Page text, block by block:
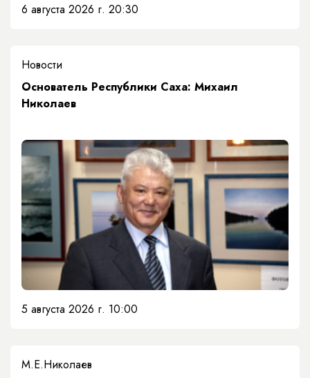
6 августа 2026 г. 20:30
Новости
Основатель Республики Саха: Михаил
Николаев
5 августа 2026 г. 10:00
М.Е.Николаев